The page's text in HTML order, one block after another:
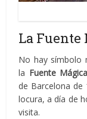
La Fuente
No hay símbolo
la Fuente Mágica
de Barcelona de
locura, a día de
visita.